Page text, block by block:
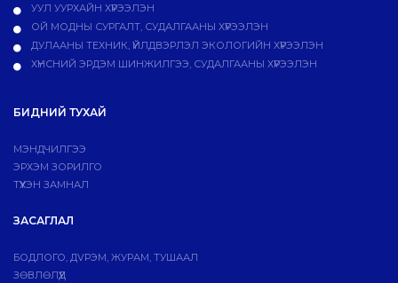
УУЛ УУРХАЙН ХҮРЭЭЛЭН
ОЙ МОДНЫ СУРГАЛТ, СУДАЛГААНЫ ХҮРЭЭЛЭН
ДУЛААНЫ ТЕХНИК, ҮЙЛДВЭРЛЭЛ ЭКОЛОГИЙН ХҮРЭЭЛЭН
ХҮНСНИЙ ЭРДЭМ ШИНЖИЛГЭЭ, СУДАЛГААНЫ ХҮРЭЭЛЭН
БИДНИЙ ТУХАЙ
МЭНДЧИЛГЭЭ
ЭРХЭМ ЗОРИЛГО
ТҮҮХЭН ЗАМНАЛ
ЗАСАГЛАЛ
БОДЛОГО, ДVРЭМ, ЖУРАМ, ТУШААЛ
ЗӨВЛӨЛҮҮД